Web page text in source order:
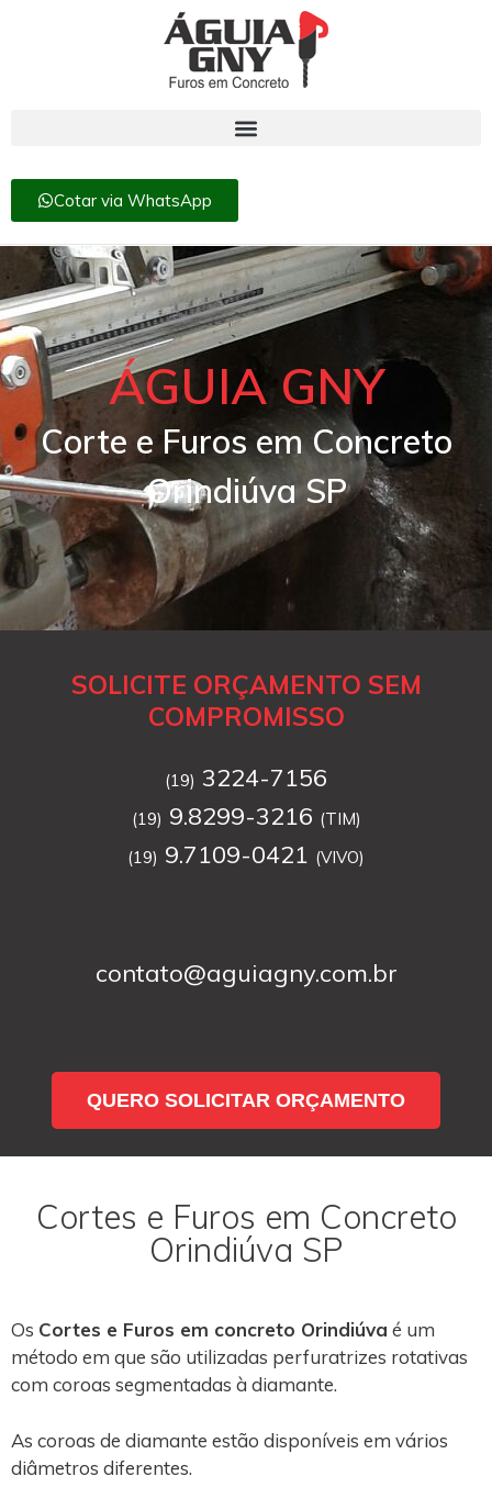
Cotar via WhatsApp
ÁGUIA GNY
Corte e Furos em Concreto
Orindiúva SP
SOLICITE ORÇAMENTO SEM
COMPROMISSO
(19) 3224-7156
(19) 9.8299-3216 (TIM)
(19) 9.7109-0421 (VIVO)
contato@aguiagny.com.br
QUERO SOLICITAR ORÇAMENTO
Cortes e Furos em Concreto
Orindiúva SP
Os Cortes e Furos em concreto Orindiúva é um
método em que são utilizadas perfuratrizes rotativas
com coroas segmentadas à diamante.
As coroas de diamante estão disponíveis em vários
diâmetros diferentes.